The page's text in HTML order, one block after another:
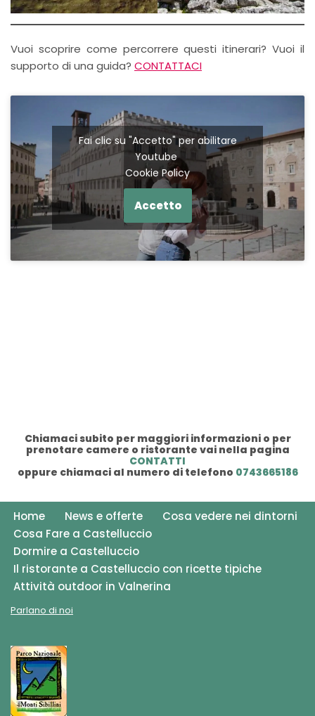
Vuoi scoprire come percorrere questi itinerari? Vuoi il
supporto di una guida? CONTATTACI
Fai clic su "Accetto" per abilitare
Youtube
Cookie Policy
Accetto
Chiamaci subito per maggiori informazioni o per
prenotare camere o ristorante vai nella pagina
CONTATTI
oppure chiamaci al numero di telefono 0743665186
Home News e offerte
Cosa vedere nei dintorni
Cosa Fare a Castelluccio
Dormire a Castelluccio
Il ristorante a Castelluccio con ricette tipiche
Attività outdoor in Valnerina
Parlano di noi